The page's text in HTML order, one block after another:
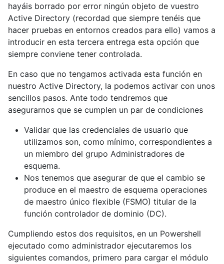
hayáis borrado por error ningún objeto de vuestro
Active Directory (recordad que siempre tenéis que
hacer pruebas en entornos creados para ello) vamos a
introducir en esta tercera entrega esta opción que
siempre conviene tener controlada.
En caso que no tengamos activada esta función en
nuestro Active Directory, la podemos activar con unos
sencillos pasos. Ante todo tendremos que
asegurarnos que se cumplen un par de condiciones
Validar que las credenciales de usuario que
utilizamos son, como mínimo, correspondientes a
un miembro del grupo Administradores de
esquema.
Nos tenemos que asegurar de que el cambio se
produce en el maestro de esquema operaciones
de maestro único flexible (FSMO) titular de la
función controlador de dominio (DC).
Cumpliendo estos dos requisitos, en un Powershell
ejecutado como administrador ejecutaremos los
siguientes comandos, primero para cargar el módulo